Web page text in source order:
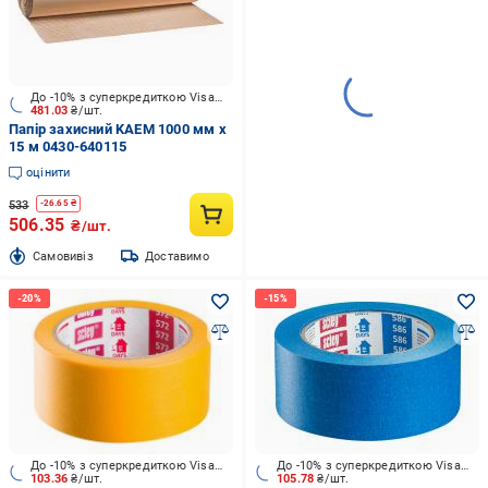
481.03₴/шт.
До -10% з суперкредиткою Visa Вигода
Папір захисний KAEM 1000 мм x
15 м 0430-640115
оцінити
533 -26.65₴
506.35 ₴/шт.
Cамовивіз Доставимо
103.36₴/шт.
До -10% з суперкредиткою Visa Вигода
105.78₴/шт.
До -10% з суперкредиткою Visa Вигода